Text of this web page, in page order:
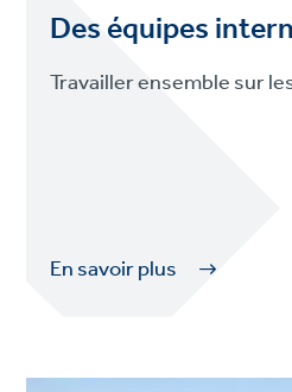
Des équipes
Travailler ensemble sur
En savoir plus